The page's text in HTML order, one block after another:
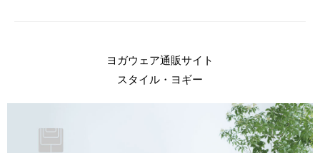
ヨガウェア通販サイト
スタイル・ヨギー